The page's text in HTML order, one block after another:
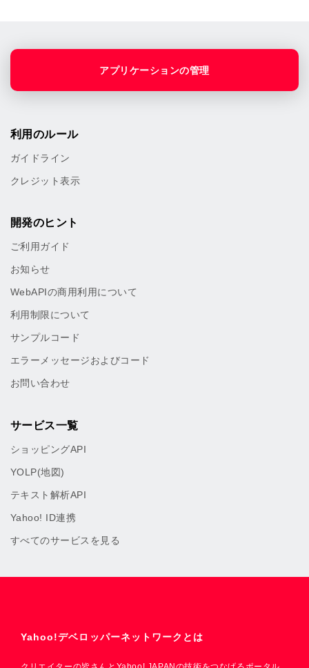
アプリケーションの管理
利用のルール
ガイドライン
クレジット表示
開発のヒント
ご利用ガイド
お知らせ
WebAPIの商用利用について
利用制限について
サンプルコード
エラーメッセージおよびコード
お問い合わせ
サービス一覧
ショッピングAPI
YOLP(地図)
テキスト解析API
Yahoo! ID連携
すべてのサービスを見る
Yahoo!デベロッパーネットワークとは